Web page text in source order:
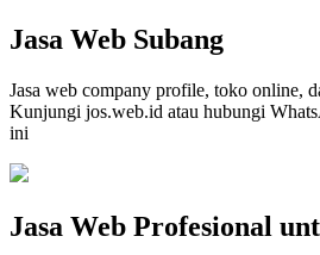
Jasa Web Subang
Jasa web company profile, toko online,
Kunjungi jos.web.id atau hubungi
ini
Jasa Web Profesional